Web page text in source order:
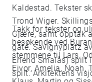
Kaldestad. Tekster
Trond Wiger.
Gjære, samt opptak
gate. Savignyplatz av Enok Monk (Trond Wiger og
Erlend Smalås) spilt
spilt. Arkitektens
Takk for tekster og
besøkende ved
stemmene til Lars,
Eivor, Amelia, Noah,